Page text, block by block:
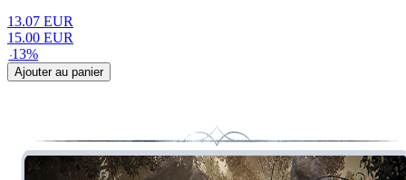
13.07 EUR
15.00 EUR
-13%
Ajouter au panier